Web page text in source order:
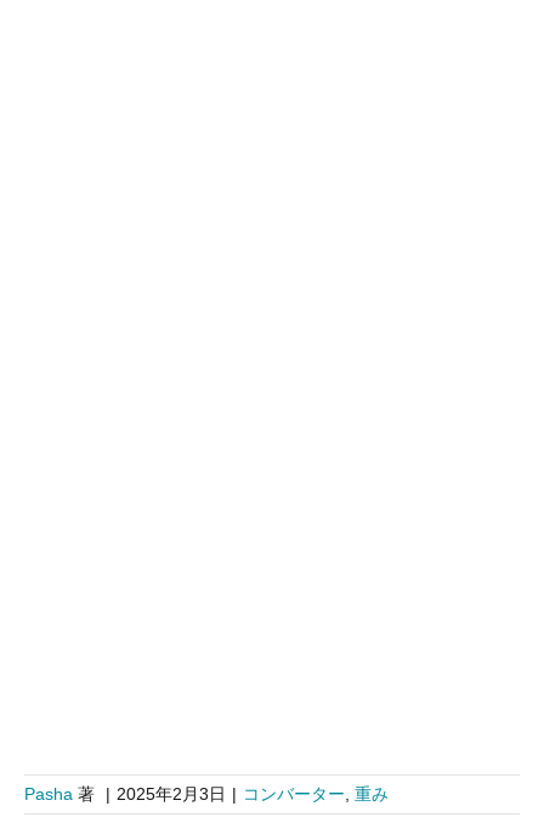
Pasha 著 | 2025年2月3日 | コンバーター 重み